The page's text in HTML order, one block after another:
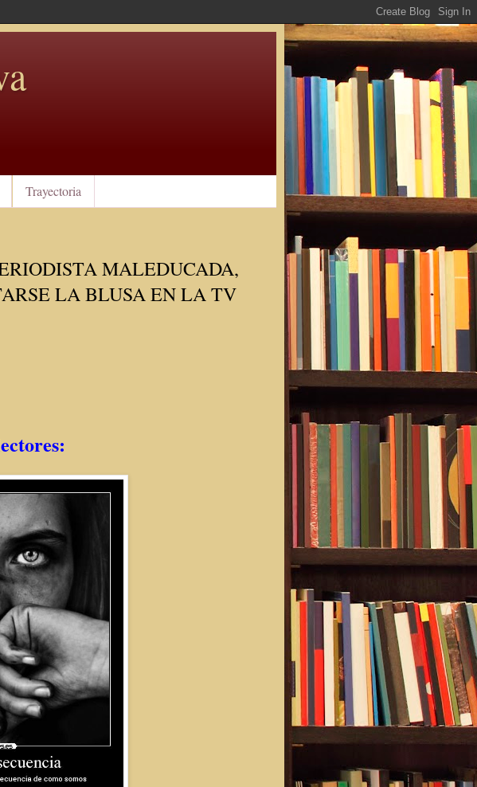
Trayectoria
MALEDUCADA,
LA BLUSA EN LA TV